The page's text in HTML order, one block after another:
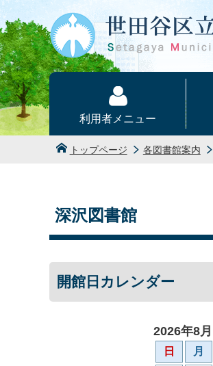
本文へ
利用者メニュー
トップページ 各図書館案内
深沢図書館
開館日カレンダー
2026年8月
日 月